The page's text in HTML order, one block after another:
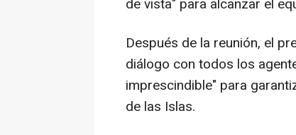
de vista" para alcanzar el
Después de la reunión, el
diálogo con todos los
imprescindible" para
de las Islas.